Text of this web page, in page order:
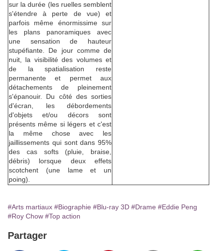
sur la durée (les ruelles semblent
s'étendre à perte de vue) et
parfois même énormissime sur
les plans panoramiques avec
une sensation de hauteur
stupéfiante. De jour comme de
nuit, la visibilité des volumes et
de la spatialisation reste
permanente et permet aux
détachements de pleinement
s'épanouir. Du côté des sorties
d'écran, les débordements
d'objets et/ou décors sont
présents même si légers et c'est
la même chose avec les
jaillissements qui sont dans 95%
des cas softs (pluie, braise,
débris) lorsque deux effets
scotchent (une lame et un
poing).
#Arts martiaux #Biographie #Blu-ray 3D #Drame #Eddie Peng
#Roy Chow #Top action
Partager